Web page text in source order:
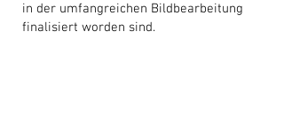
in der umfangreichen Bildbearbeitung
finalisiert worden sind.